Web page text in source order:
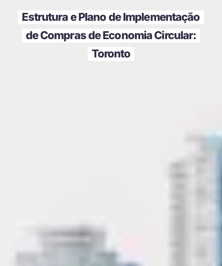
Estrutura e Plano de Implementação
de Compras de Economia Circular:
Toronto